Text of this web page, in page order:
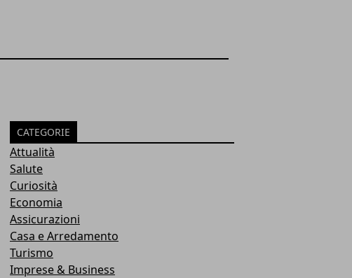
CATEGORIE
Attualità
Salute
Curiosità
Economia
Assicurazioni
Casa e Arredamento
Turismo
Imprese & Business